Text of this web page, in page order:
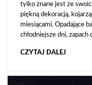
tylko znane jest ze
piękną dekoracją,
miesiącami. Opadające
chłodniejsze dni, zapach
CZYTAJ DALEJ